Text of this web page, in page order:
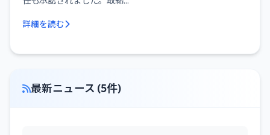
詳細を読む
最新ニュース (5件)